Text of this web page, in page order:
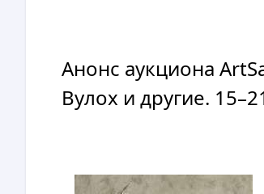
Анонс аукциона
Вулох и другие.